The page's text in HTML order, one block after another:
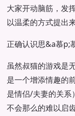
大家开动脑筋，发
以温柔的方式提出来
正确认识思&a慕p;
虽然叔猫的游戏是
是一个增添情趣的
是情侣/夫妻的关系
不会那么的难以启